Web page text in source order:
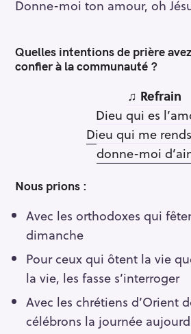
Donne-moi ton amour, oh
Quelles intentions de prière
confier à la communauté ?
♫ Refrain
Dieu qui es
Dieu qui me
donne-moi
Nous prions :
Avec les orthodoxes qui
dimanche
Pour ceux qui ôtent la vie
la vie, les fasse s’interroger
Avec les chrétiens d’Orient
célébrons la journée